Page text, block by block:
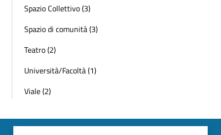
Spazio Collettivo (3)
Spazio di comunità (3)
Teatro (2)
Università/Facoltà (1)
Viale (2)